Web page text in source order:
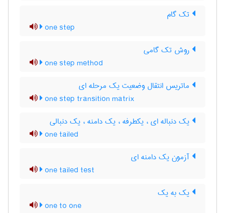
تک گام
one step
روش تک گامی
one step method
ماتریس انتقال وضعیت یک مرحله ای
one step transition matrix
یک دنباله ای ، یکطرفه ، یک دامنه ، یک دنبالی
one tailed
آزمون یک دامنه ای
one tailed test
یک به یک
one to one